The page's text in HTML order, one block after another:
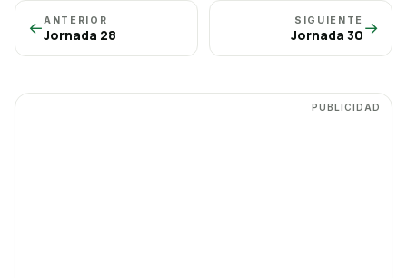
←ANTERIOR
Jornada 28
SIGUIENTE
Jornada 30→
PUBLICIDAD